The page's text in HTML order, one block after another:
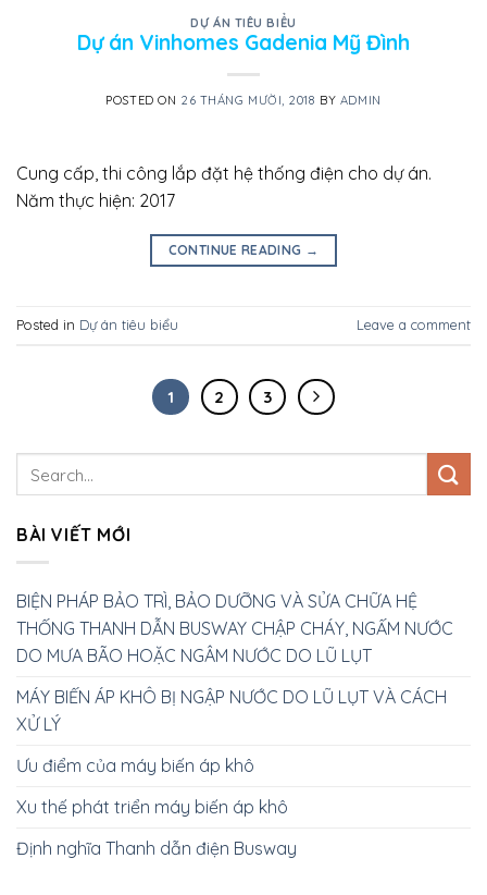
DỰ ÁN TIÊU BIỂU
Dự án Vinhomes Gadenia Mỹ Đình
POSTED ON 26 THÁNG MƯỜI, 2018 BY ADMIN
Cung cấp, thi công lắp đặt hệ thống điện cho dự án.
Năm thực hiện: 2017
CONTINUE READING →
Posted in Dự án tiêu biểu Leave a comment
1 2 3
BÀI VIẾT MỚI
BIỆN PHÁP BẢO TRÌ, BẢO DƯỠNG VÀ SỬA CHỮA HỆ
THỐNG THANH DẪN BUSWAY CHẬP CHÁY, NGẤM NƯỚC
DO MƯA BÃO HOẶC NGÂM NƯỚC DO LŨ LỤT
MÁY BIẾN ÁP KHÔ BỊ NGẬP NƯỚC DO LŨ LỤT VÀ CÁCH
XỬ LÝ
Ưu điểm của máy biến áp khô
Xu thế phát triển máy biến áp khô
Định nghĩa Thanh dẫn điện Busway